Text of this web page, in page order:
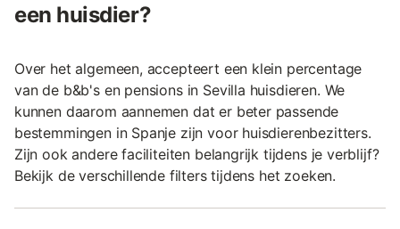
een huisdier?
Over het algemeen, accepteert een klein percentage
van de b&b's en pensions in Sevilla huisdieren. We
kunnen daarom aannemen dat er beter passende
bestemmingen in Spanje zijn voor huisdierenbezitters.
Zijn ook andere faciliteiten belangrijk tijdens je verblijf?
Bekijk de verschillende filters tijdens het zoeken.